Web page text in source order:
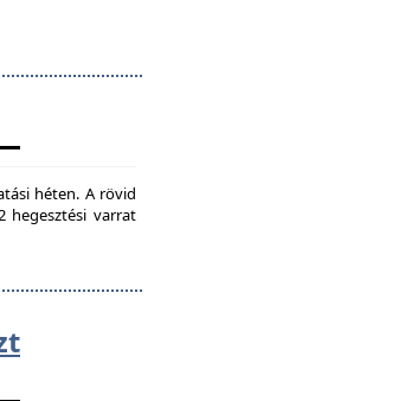
héten. A rövid
hegesztési varrat